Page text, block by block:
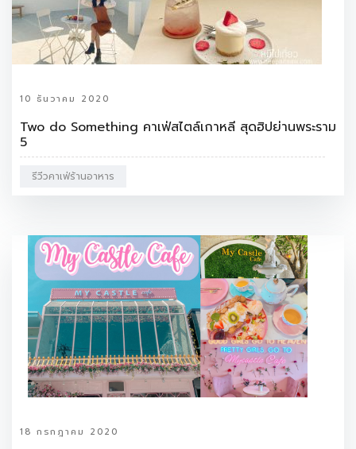
10 ธันวาคม 2020
Two do Something คาเฟ่สไตล์เกาหลี สุดฮิปย่านพระราม
5
รีวีวคาเฟ่ร้านอาหาร
18 กรกฎาคม 2020